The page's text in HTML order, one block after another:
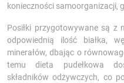
konieczności samoorganizacji,
Posiłki przygotowywane są z
odpowiednią ilość białka,
minerałów, dbając o
temu dieta pudełkowa
składników odżywczych, co